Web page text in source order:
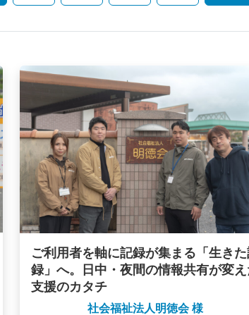
ご利用者を軸に記録が集まる「生き
録」へ。日中・夜間の情報共有が変え
支援のカタチ
社会福祉法人明徳会 様